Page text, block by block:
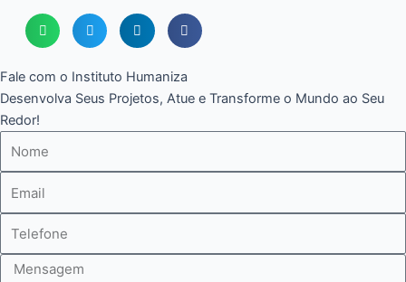
Fale com o Instituto Humaniza
Desenvolva Seus Projetos, Atue e Transforme o Mundo ao Seu
Redor!
Mensagem